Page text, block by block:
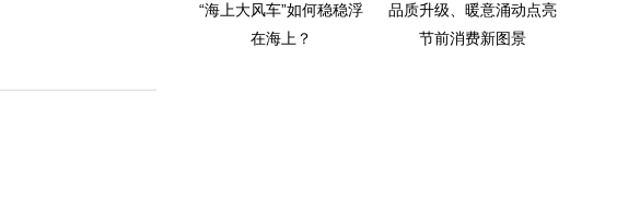
“海上大风车”如何稳稳浮
在海上？
品质升级、暖意涌动点亮
节前消费新图景